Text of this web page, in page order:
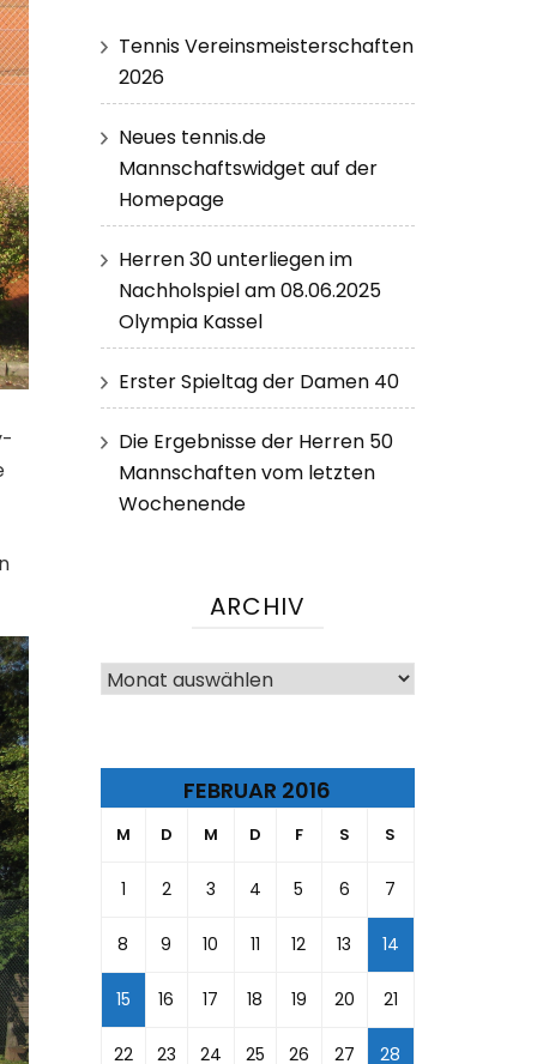
Tennis Vereinsmeisterschaften
2026
Neues tennis.de
Mannschaftswidget auf der
Homepage
Herren 30 unterliegen im
Nachholspiel am 08.06.2025
Olympia Kassel
Erster Spieltag der Damen 40
Die Ergebnisse der Herren 50
Mannschaften vom letzten
Wochenende
ARCHIV
Archiv
FEBRUAR 2016
M D M D F S S
1 2 3 4 5 6 7
8 9 10 11 12 13 14
15 16 17 18 19 20 21
22 23 24 25 26 27 28